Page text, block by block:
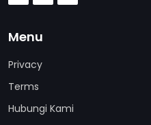
Menu
Privacy
Terms
Hubungi Kami